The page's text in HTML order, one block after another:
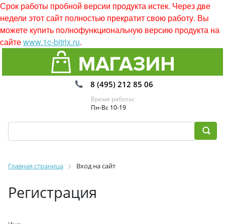
Срок работы пробной версии продукта истек. Через две
недели этот сайт полностью прекратит свою работу. Вы
можете купить полнофункциональную версию продукта на
сайтеwww.1c-bitrix.ru.
8 (495) 212 85 06
Время работы:
Пн-Вс 10-19
Главная страница Вход на сайт
Регистрация